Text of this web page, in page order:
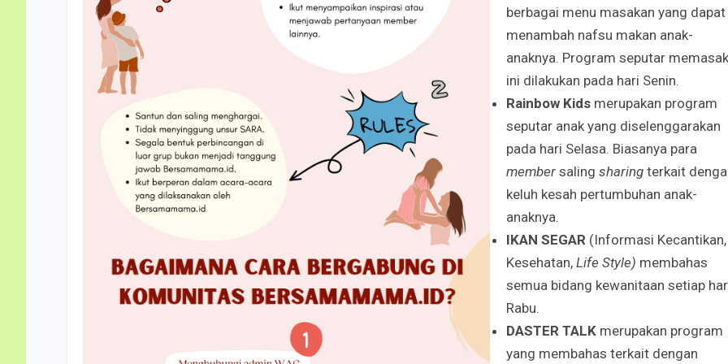
berbagai menu masakan yang dapat
menambah nafsu makan anak-
anaknya. Program seputar memasak
ini dilakukan pada hari Senin.
Rainbow Kids merupakan program
seputar anak yang diselenggarakan
pada hari Selasa. Biasanya para
member saling sharing terkait
keluh kesah pertumbuhan anak-
anaknya.
IKAN SEGAR (Informasi Kecantikan,
Kesehatan, Life Style) membahas
semua bidang kewanitaan setiap
Rabu.
DASTER TALK merupakan program
yang membahas terkait dengan